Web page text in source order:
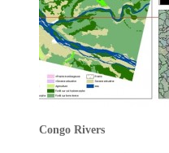
Congo Rivers